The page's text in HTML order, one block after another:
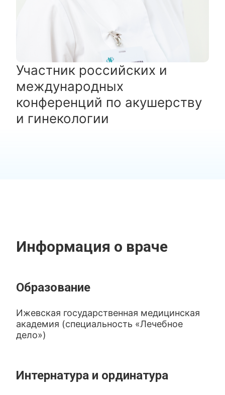
Участник российских и
международных
конференций по акушерству
и гинекологии
Информация о враче
Образование
Ижевская государственная медицинская
академия (специальность «Лечебное
дело»)
Интернатура и ординатура